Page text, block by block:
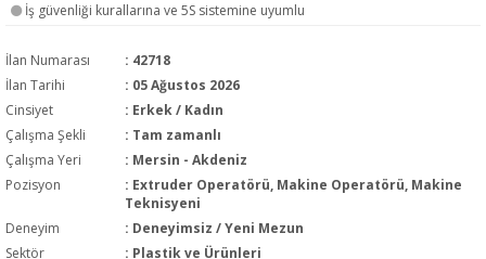
İş güvenliği kurallarına ve 5S sistemine uyumlu
İlan Numarası
: 42718
İlan Tarihi
: 05 Ağustos 2026
Cinsiyet
: Erkek / Kadın
Çalışma Şekli
: Tam zamanlı
Çalışma Yeri
: Mersin - Akdeniz
Pozisyon
: Extruder Operatörü, Makine Operatörü, Makine
Teknisyeni
Deneyim
: Deneyimsiz / Yeni Mezun
Sektör
: Plastik ve Ürünleri